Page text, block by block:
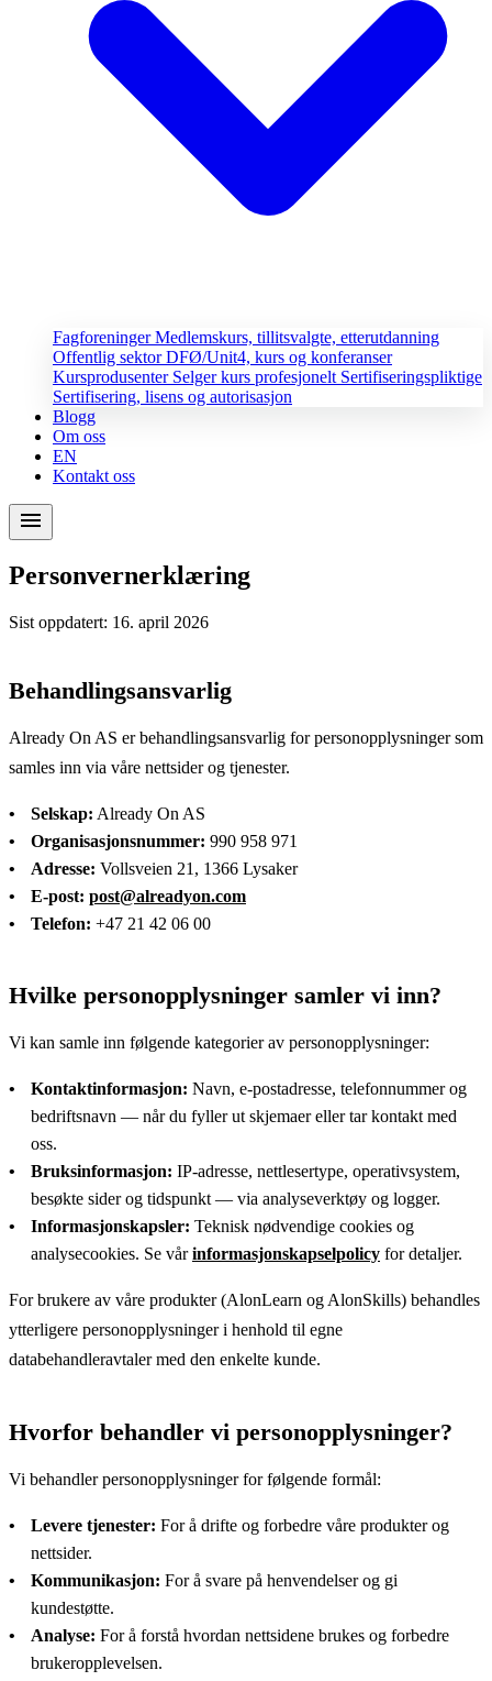
FagforeningerMedlemskurs, tillitsvalgte, etterutdanning
Offentlig sektorDFØ/Unit4, kurs og konferanser
Kursprodusenter Selger kurs profesjonelt Sertifiseringspliktige
Sertifisering, lisens og autorisasjon
Blogg
Om oss
EN
Kontakt oss
menu
Personvernerklæring
Sist oppdatert: 16. april 2026
Behandlingsansvarlig
Already On AS er behandlingsansvarlig for personopplysninger som
samles inn via våre nettsider og tjenester.
Selskap: Already On AS
Organisasjonsnummer: 990 958 971
Adresse: Vollsveien 21, 1366 Lysaker
E-post: post@alreadyon.com
Telefon: +47 21 42 06 00
Hvilke personopplysninger samler vi inn?
Vi kan samle inn følgende kategorier av personopplysninger:
Kontaktinformasjon: Navn, e-postadresse, telefonnummer og
bedriftsnavn — når du fyller ut skjemaer eller tar kontakt med
oss.
Bruksinformasjon: IP-adresse, nettlesertype, operativsystem,
besøkte sider og tidspunkt — via analyseverktøy og logger.
Informasjonskapsler: Teknisk nødvendige cookies og
analysecookies. Se vårinformasjonskapselpolicy for detaljer.
For brukere av våre produkter (AlonLearn og AlonSkills) behandles
ytterligere personopplysninger i henhold til egne
databehandleravtaler med den enkelte kunde.
Hvorfor behandler vi personopplysninger?
Vi behandler personopplysninger for følgende formål:
Levere tjenester: For å drifte og forbedre våre produkter og
nettsider.
Kommunikasjon: For å svare på henvendelser og gi
kundestøtte.
Analyse: For å forstå hvordan nettsidene brukes og forbedre
brukeropplevelsen.